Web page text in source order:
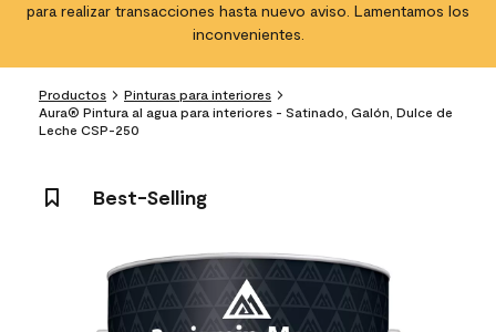
para realizar transacciones hasta nuevo aviso. Lamentamos los
inconvenientes.
Productos
Pinturas para interiores
Aura® Pintura al agua para interiores - Satinado, Galón, Dulce de
Leche CSP-250
Best-Selling